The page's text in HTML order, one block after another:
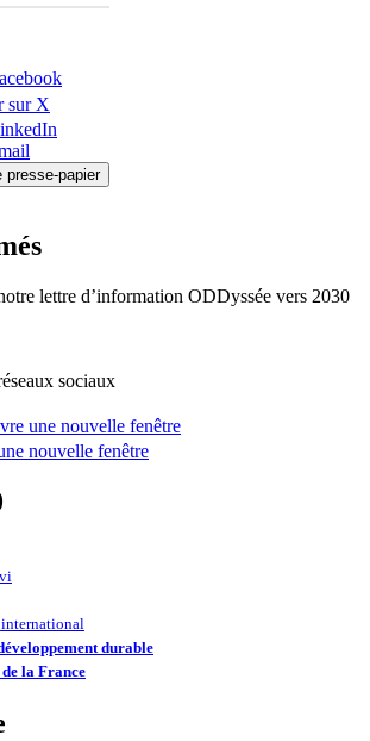
sur X
presse-papier
lettre d’information ODDyssée vers 2030
sociaux
une nouvelle fenêtre
nouvelle fenêtre
durable
la France